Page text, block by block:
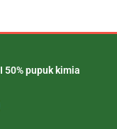
50% pupuk kimia